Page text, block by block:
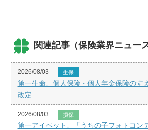
関連記事（保険業界ニュース
2026/08/03 生保
第一生命、個人保険・個人年金保険のす
改定
2026/08/03 損保
第一アイペット、「うちの子フォトコン